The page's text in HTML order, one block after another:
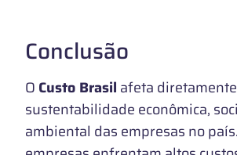
Conclusão
O Custo Brasil afeta
sustentabilidade econômica,
ambiental das empresas no